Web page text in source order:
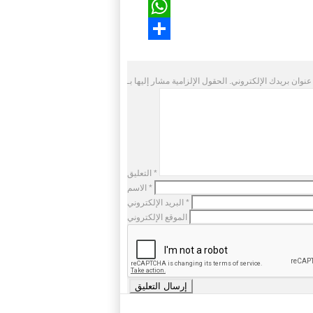
Twitter
WhatsApp
بريدك الإلكتروني.
*
*
*
الموقع الإلكتروني